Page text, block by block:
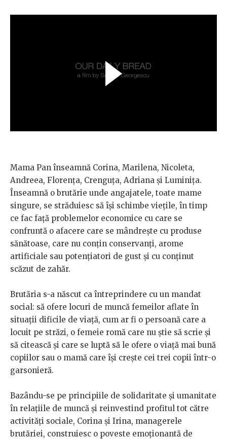
Mama Pan înseamnă Corina, Marilena, Nicoleta,
Andreea, Florența, Crenguța, Adriana și Luminița.
Înseamnă o brutărie unde angajatele, toate mame
singure, se străduiesc să își schimbe viețile, în timp
ce fac față problemelor economice cu care se
confruntă o afacere care se mândrește cu produse
sănătoase, care nu conțin conservanți, arome
artificiale sau potențiatori de gust și cu conținut
scăzut de zahăr.
Brutăria s-a născut ca întreprindere cu un mandat
social: să ofere locuri de muncă femeilor aflate în
situații dificile de viață, cum ar fi o persoană care a
locuit pe străzi, o femeie romă care nu știe să scrie și
să citească și care se luptă să le ofere o viață mai bună
copiilor sau o mamă care își crește cei trei copii într-o
garsonieră.
Bazându-se pe principiile de solidaritate și umanitate
în relațiile de muncă și reinvestind profitul tot către
activități sociale, Corina și Irina, managerele
brutăriei, construiesc o poveste emoționantă de